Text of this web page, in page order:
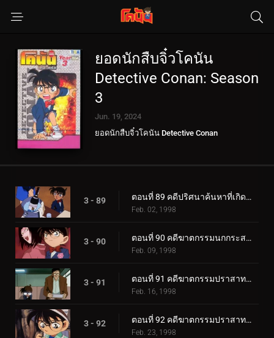
ยอดนักสืบจิ๋วโคนัน
Detective Conan: Season
3
Jun. 19, 2024
ยอดนักสืบจิ๋วโคนัน Detective Conan
3 - 89 ตอนที่ 89 คดีปริศนาค้นหาที่เกิดเหตุลักพาตัว
Feb. 02, 1998
3 - 90 ตอนที่ 90 คดีฆาตกรรมนกกระสาแทนคุณ
Feb. 09, 1998
3 - 91 ตอนที่ 91 คดีฆาตกรรมปราสาทแดร็คคูล่า (ตอนแรก)
Feb. 16, 1998
3 - 92 ตอนที่ 92 คดีฆาตกรรมปราสาทแดร็คคูล่า (ตอนจบ)
Feb. 23, 1998